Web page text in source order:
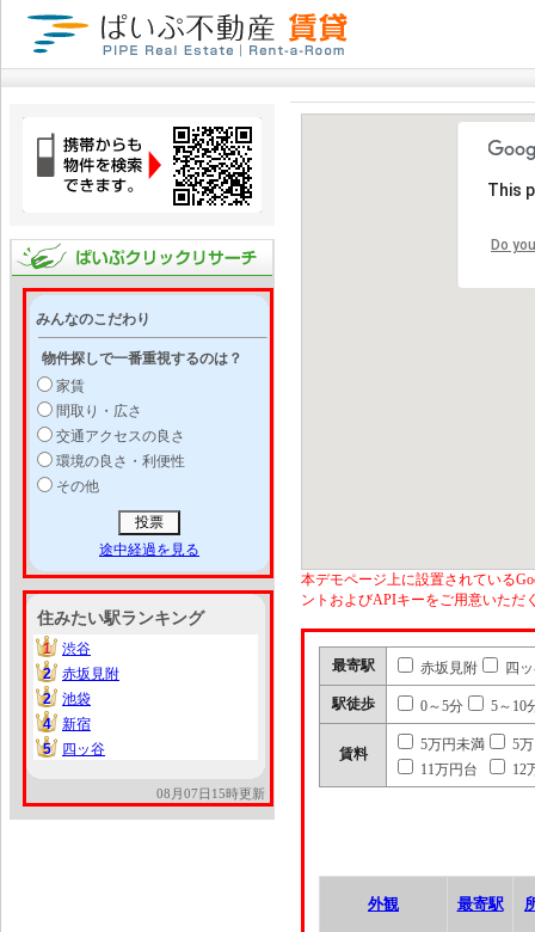
みんなのこだわり
物件探しで一番重視するのは？
家賃
間取り・広さ
交通アクセスの良さ
環境の良さ・利便性
その他
途中経過を見る
住みたい駅ランキング
1
1
渋谷
2
2
赤坂見附
2
2
池袋
4
4
新宿
5
5 四ッ谷
08月07日15時更新
This
Do
本デモページ上に設置されている
ントおよびAPIキーをご用意いただ
最寄駅 赤坂見附 四
駅徒歩 0～5分 5～10
賃料
5万円未満
5
11万円台
12
外観 最寄駅